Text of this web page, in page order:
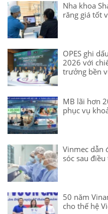
Nha khoa
răng giá tốt
OPES ghi
2026 với
trưởng bền
MB lãi hơn
phục vụ
Vinmec dẫn
sóc sau
50 năm
cho thế hệ